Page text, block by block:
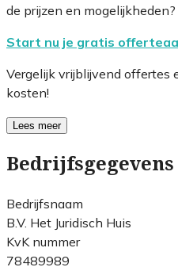
de prijzen en mogelijkheden?
Start nu je gratis
Vergelijk vrijblijvend offertes
kosten!
Lees meer
Bedrijfsgegevens
Bedrijfsnaam
B.V. Het Juridisch Huis
KvK nummer
78489989